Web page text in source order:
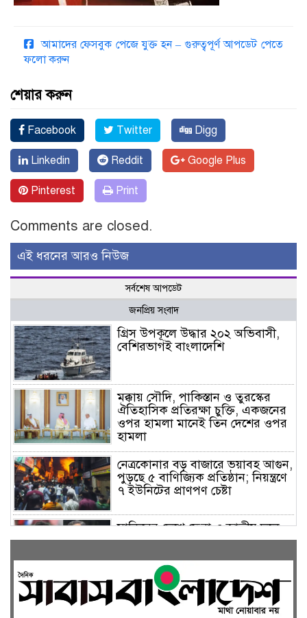
আমাদের ফেসবুক পেজে যুক্ত হন – গুরুত্বপূর্ণ আপডেট পেতে
ফলো করুন
শেয়ার করুন
Facebook Twitter Digg
Linkedin Reddit Google Plus
Pinterest Print
Comments are closed.
এই ধরনের আরও নিউজ
সর্বশেষ আপডেট
জনপ্রিয় সংবাদ
গ্রিস উপকূলে উদ্ধার ২০২ অভিবাসী,
বেশিরভাগই বাংলাদেশি
মক্কায় সৌদি, পাকিস্তান ও তুরস্কের
ঐতিহাসিক প্রতিরক্ষা চুক্তি, একজনের
ওপর হামলা মানেই তিন দেশের ওপর
হামলা
নেত্রকোনার বড় বাজারে ভয়াবহ আগুন,
পুড়ছে ৫ বাণিজ্যিক প্রতিষ্ঠান; নিয়ন্ত্রণে
৭ ইউনিটের প্রাণপণ চেষ্টা
সাকিবের দেশে ফেরা ও জাতীয় দলে
ফেরার সম্ভাবনা নেই, ইঙ্গিত ক্রীড়া
ফেসবুকে যুক্ত হলো বিকাশ, সহজ
হলো ডিজিটাল পেমেন্ট